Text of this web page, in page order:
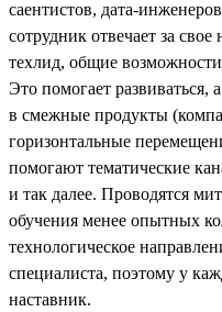
саентистов, дата-
сотрудник отвечает за
техлид, общие
Это помогает развиваться,
в смежные продукты
горизонтальные
помогают тематические
и так далее. Проводятся
обучения менее опытных
технологическое
специалиста, поэтому у
наставник.